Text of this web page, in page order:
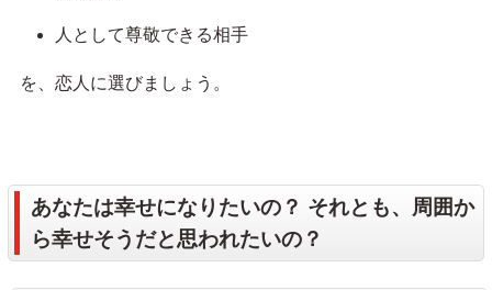
人として尊敬できる相手
を、恋人に選びましょう。
あなたは幸せになりたいの？ それとも、周囲か
ら幸せそうだと思われたいの？